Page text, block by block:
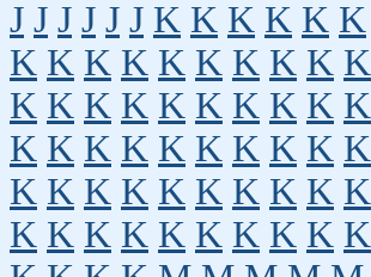
J J J J J J K K K K K K
K K K K K K K K K K
K K K K K K K K K K
K K K K K K K K K K
K K K K K K K K K K
K K K K K K K K K K